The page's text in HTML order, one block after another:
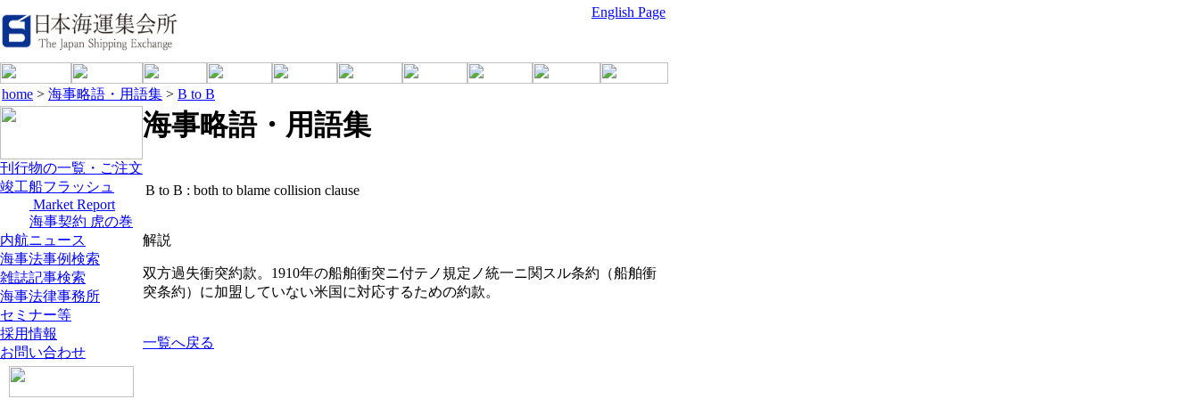
English Page
home > 海事略語・用語集 > B to B
刊行物の一覧・ご注文
竣工船フラッシュ
Market Report
海事契約 虎の巻
内航ニュース
海事法事例検索
雑誌記事検索
海事法律事務所
セミナー等
採用情報
お問い合わせ
海事略語・用語集
B to B : both to blame collision clause
解説
双方過失衝突約款。1910年の船舶衝突ニ付テノ規定ノ統一ニ関スル条約（船舶衝
突条約）に加盟していない米国に対応するための約款。
一覧へ戻る